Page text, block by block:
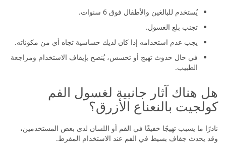
يُستخدم للبالغين والأطفال فوق 6 سنوات.
تجنب بلع الغسول.
يجب عدم استخدامه إذا كان لديك حساسية تجاه أي من مكوناته.
في حال حدوث تهيج أو تحسس، يُنصح بإيقاف الاستخدام ومراجعة
الطبيب.
هل هناك آثار جانبية لغسول الفم
كولجيت بالنعناع الأزرق؟
نادرًا ما يسبب تهيجًا خفيفًا في الفم أو اللسان لدى بعض المستخدمين،
وقد يحدث جفاف بسيط في الفم عند الاستخدام المفرط.